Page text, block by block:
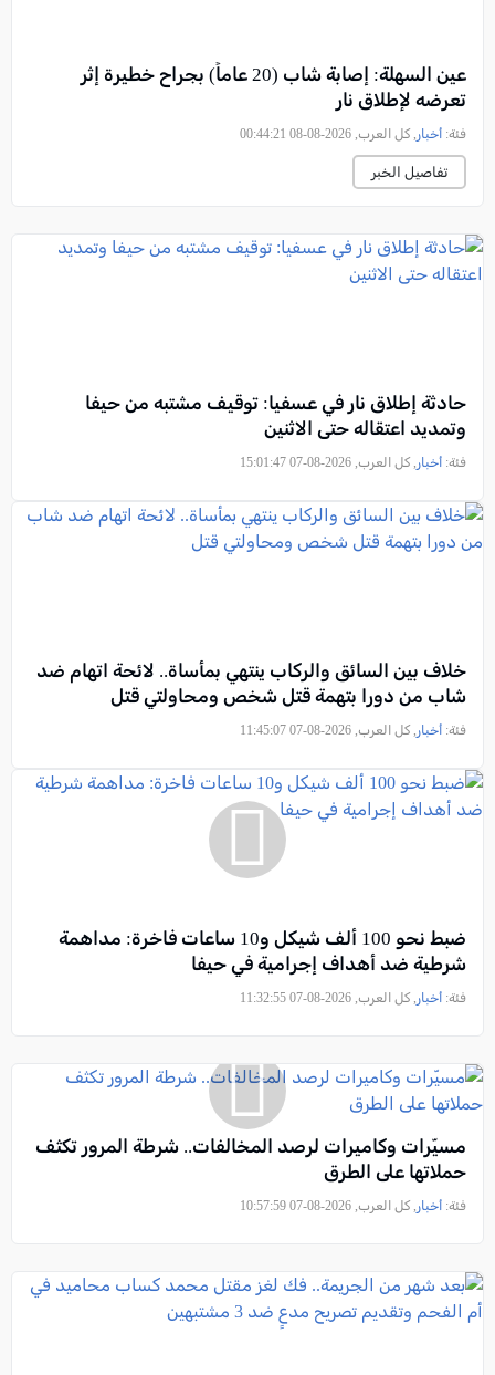
عين السهلة: إصابة شاب (20 عاماً) بجراح خطيرة إثر
تعرضه لإطلاق نار
فئة: أخبار , كل العرب, 2026-08-08 00:44:21
تفاصيل الخبر
حادثة إطلاق نار في عسفيا: توقيف مشتبه من حيفا
وتمديد اعتقاله حتى الاثنين
فئة: أخبار , كل العرب, 2026-08-07 15:01:47
خلاف بين السائق والركاب ينتهي بمأساة.. لائحة اتهام ضد
شاب من دورا بتهمة قتل شخص ومحاولتي قتل
فئة: أخبار , كل العرب, 2026-08-07 11:45:07
ضبط نحو 100 ألف شيكل و10 ساعات فاخرة: مداهمة
شرطية ضد أهداف إجرامية في حيفا
فئة: أخبار , كل العرب, 2026-08-07 11:32:55
مسيّرات وكاميرات لرصد المخالفات.. شرطة المرور تكثف
حملاتها على الطرق
فئة: أخبار , كل العرب, 2026-08-07 10:57:59